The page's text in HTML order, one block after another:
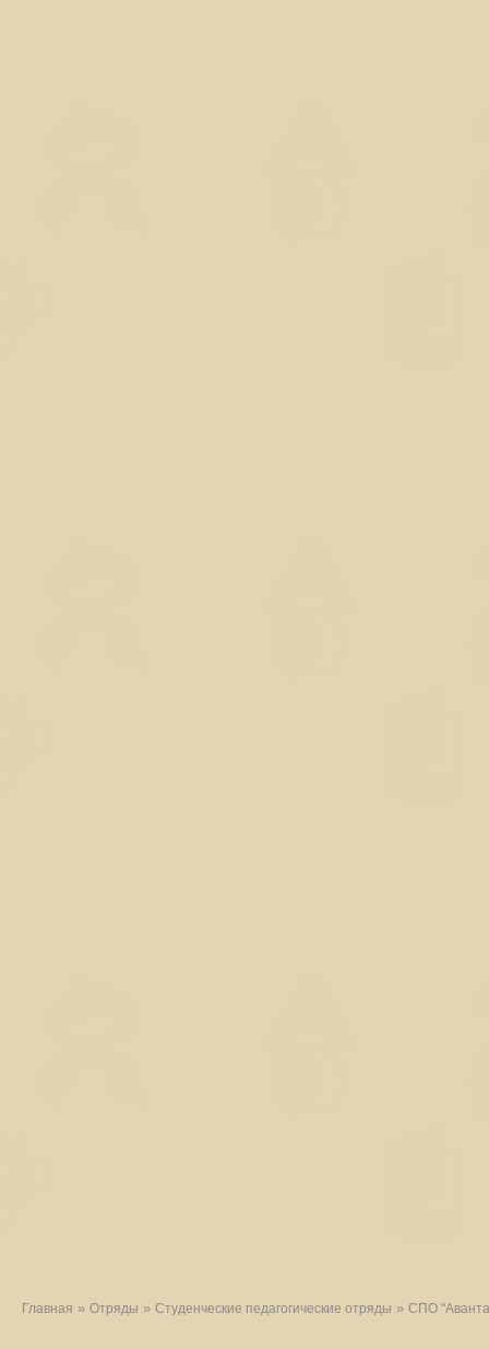
Главная » Отряды » Студенческие педагогические отряды » СПО